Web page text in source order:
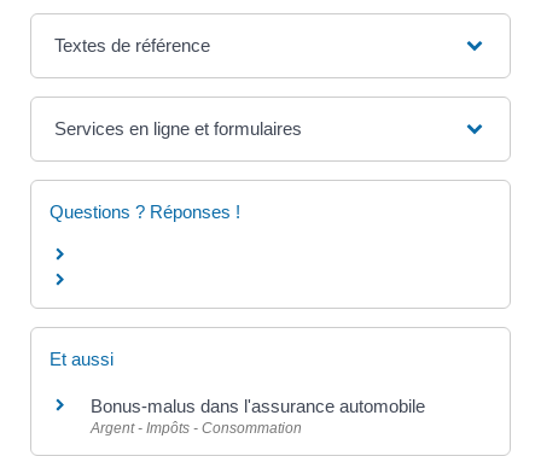
Textes de référence
Services en ligne et formulaires
Questions ? Réponses !
Et aussi
Bonus-malus dans l'assurance automobile
Argent - Impôts - Consommation